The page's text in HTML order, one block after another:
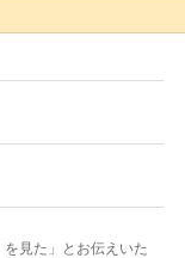
見た」とお伝えいた